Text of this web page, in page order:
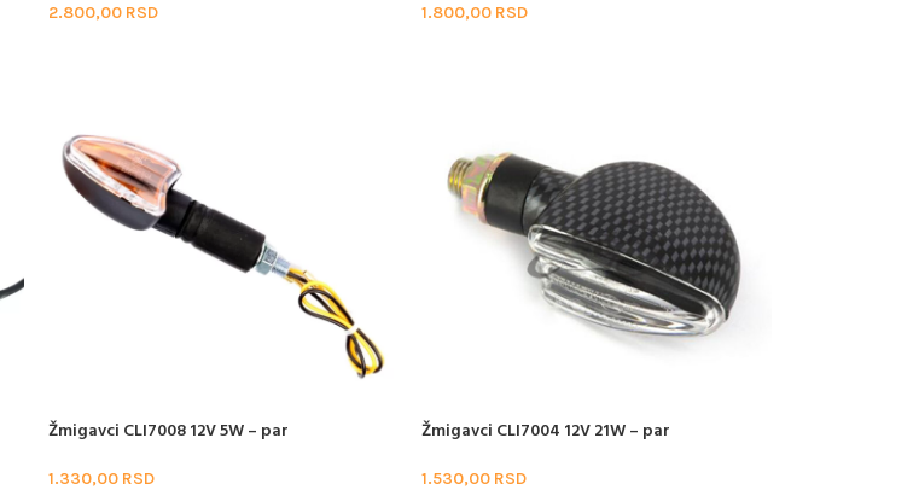
2.800,00 RSD 1.800,00 RSD
Žmigavci CLI7008 12V 5W – par
1.330,00 RSD
Žmigavci CLI7004 12V 21W – par
1.530,00 RSD